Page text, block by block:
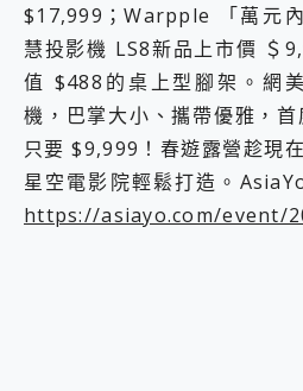
$17,999；Warpple 「萬元
慧投影機 LS8新品上市價 ＄
值 $488的桌上型腳架。網
機，巴掌大小、攜帶優雅，
只要 $9,999！春遊露營趁現
星空電影院輕鬆打造。
https://asiayo.com/event/